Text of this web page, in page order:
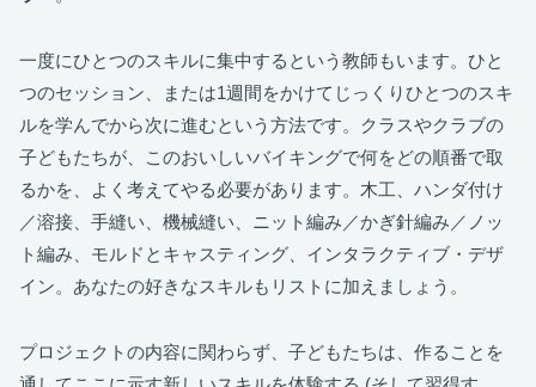
一度にひとつのスキルに集中するという教師もいます。ひと
つのセッション、または1週間をかけてじっくりひとつのスキ
ルを学んでから次に進むという方法です。クラスやクラブの
子どもたちが、このおいしいバイキングで何をどの順番で取
るかを、よく考えてやる必要があります。木工、ハンダ付け
／溶接、手縫い、機械縫い、ニット編み／かぎ針編み／ノッ
ト編み、モルドとキャスティング、インタラクティブ・デザ
イン。あなたの好きなスキルもリストに加えましょう。
プロジェクトの内容に関わらず、子どもたちは、作ることを